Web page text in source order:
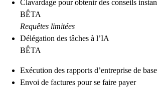
Clavardage pour obtenir des conseils
BÊTA
Requêtes limitées
Délégation des tâches à l’IA
BÊTA
Exécution des rapports d’entreprise de base
Envoi de factures pour se faire payer